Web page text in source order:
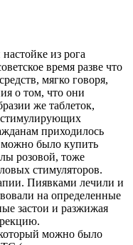
из рога
время разве что
мягко говоря,
о том, что они
же таблеток,
стимулирующих
приходилось
можно было купить
розовой, тоже
стимуляторов.
Пиявками лечили и
на определенные
застои и разжижая
можно было